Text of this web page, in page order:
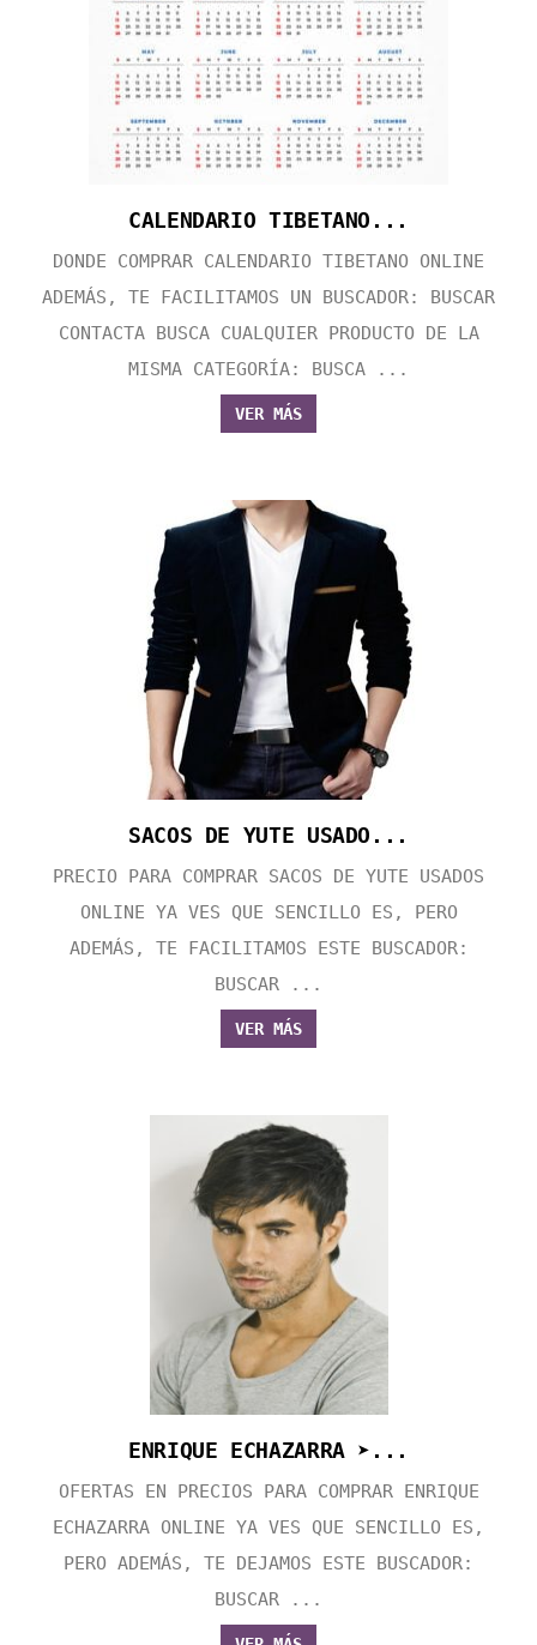
CALENDARIO TIBETANO...
DONDE COMPRAR CALENDARIO TIBETANO ONLINE
ADEMÁS, TE FACILITAMOS UN BUSCADOR: BUSCAR
CONTACTA BUSCA CUALQUIER PRODUCTO DE LA
MISMA CATEGORÍA: BUSCA ...
VER MÁS
SACOS DE YUTE USADO...
PRECIO PARA COMPRAR SACOS DE YUTE USADOS
ONLINE YA VES QUE SENCILLO ES, PERO
ADEMÁS, TE FACILITAMOS ESTE BUSCADOR:
BUSCAR ...
VER MÁS
ENRIQUE ECHAZARRA ➤...
OFERTAS EN PRECIOS PARA COMPRAR ENRIQUE
ECHAZARRA ONLINE YA VES QUE SENCILLO ES,
PERO ADEMÁS, TE DEJAMOS ESTE BUSCADOR:
BUSCAR ...